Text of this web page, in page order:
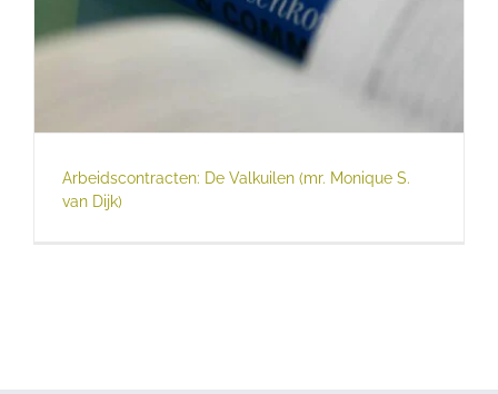
Arbeidscontracten: De Valkuilen (mr. Monique S.
van Dijk)